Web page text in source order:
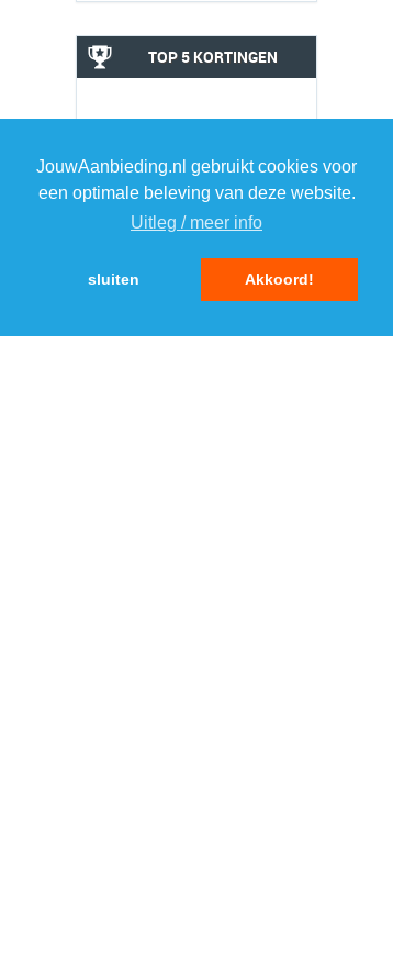
JouwAanbieding.nl gebruikt cookies voor
een optimale beleving van deze website.
Uitleg / meer info
sluiten Akkoord!
TOP 5 KORTINGEN